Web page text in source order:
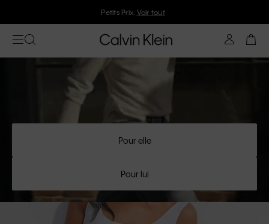
Rejoignez Calvin Klein et profitez de 10 % de réduction
Pour elle
Pour lui